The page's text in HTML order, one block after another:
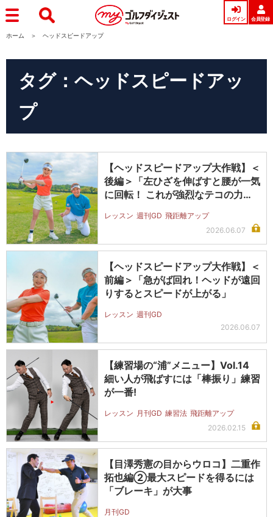
ログイン 会員登録
ホーム ヘッドスピードアップ
タグ：ヘッドスピードアッ
プ
【ヘッドスピードアップ大作戦】＜
後編＞「左ひざを伸ばすと腰が一気
に回転！ これが強烈なテコの力を
レッスン 週刊GD 飛距離アップ
2026.06.07
【ヘッドスピードアップ大作戦】＜
前編＞「急がば回れ！ヘッドが遠回
りするとスピードが上がる」
レッスン 週刊GD
2026.06.07
【練習場の“浦”メニュー】Vol.14
細い人が飛ばすには「棒振り」練習
が一番!
レッスン 月刊GD 練習法 飛距離アップ
2026.02.15
【目澤秀憲の目からウロコ】二重作
拓也編②最大スピードを得るには
「ブレーキ」が大事
月刊GD